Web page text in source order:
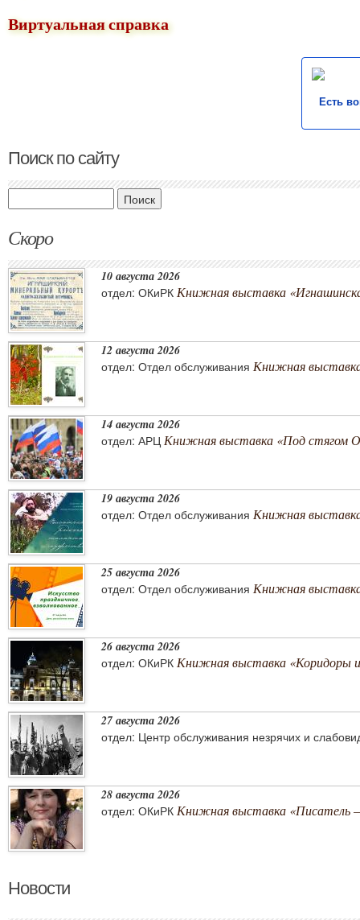
Виртуальная справка
Есть
Поиск по сайту
Скоро
10 августа 2026
отдел: ОКиРК Книжная выставка
12 августа 2026
отдел: Отдел обслуживания Книжная
14 августа 2026
отдел: АРЦ Книжная выставка «Под стягом
19 августа 2026
отдел: Отдел обслуживания Книжная
25 августа 2026
отдел: Отдел обслуживания Книжная
26 августа 2026
отдел: ОКиРК Книжная выставка «Коридоры
27 августа 2026
отдел: Центр обслуживания незрячих и
28 августа 2026
отдел: ОКиРК Книжная выставка «Писатель
Новости